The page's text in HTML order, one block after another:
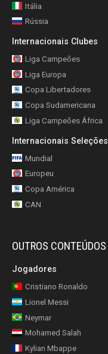
Itália
Rússia
Internacionais Clubes
Liga Campeões
Liga Europa
Copa Libertadores
Copa Sudamericana
Liga Campeões África
Internacionais Seleções
Mundial
Europeu
Copa América
CAN
OUTROS CONTEÚDOS
Jogadores
Cristiano Ronaldo
Lionel Messi
Neymar
Mohamed Salah
Kylian Mbappe